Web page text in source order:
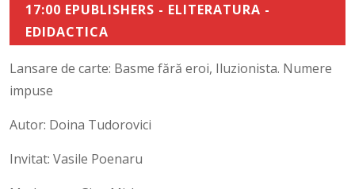
17:00 EPUBLISHERS - ELITERATURA -
EDIDACTICA
Lansare de carte: Basme fără eroi, Iluzionista. Numere
impuse
Autor: Doina Tudorovici
Invitat: Vasile Poenaru